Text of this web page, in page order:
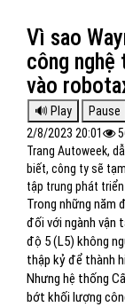
Vì sao
công nghệ
vào
2/8/2023 20:01
Trang Autoweek,
biết, công ty sẽ
tập trung phát
Trong những năm
đối với ngành vận
độ 5 (L5) không
thập kỷ để thành
Nhưng hệ thống
bớt khối lượng